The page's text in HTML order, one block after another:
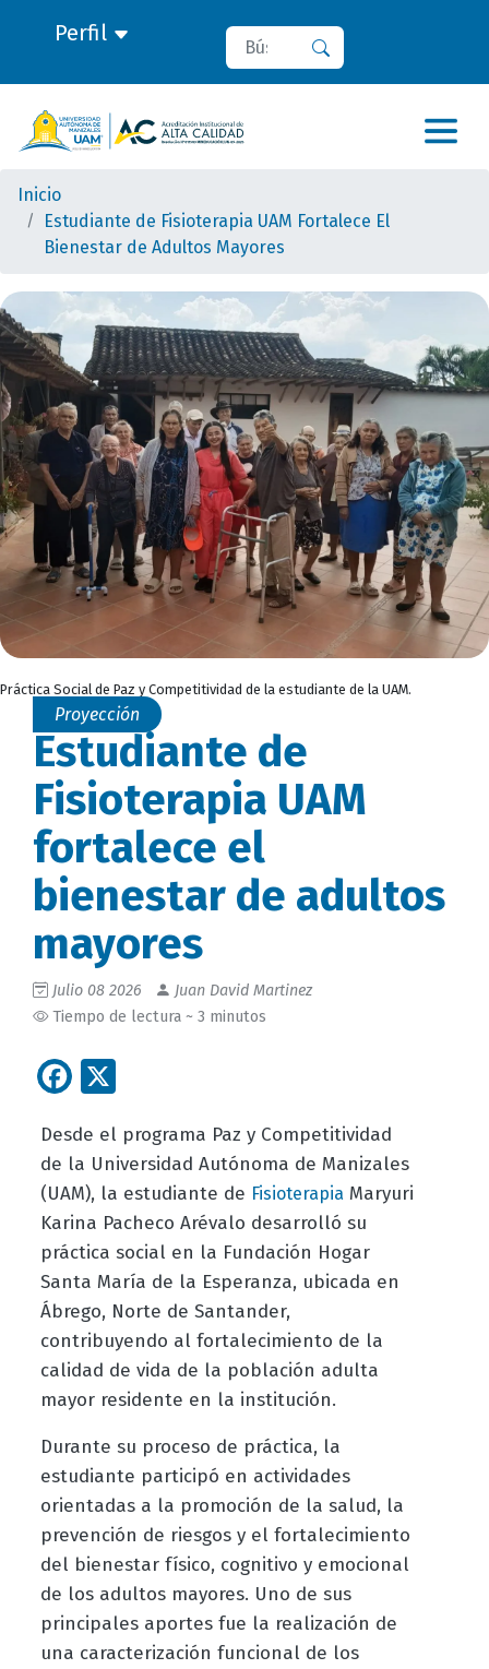
Perfil Buscar
Inicio
Estudiante de Fisioterapia UAM Fortalece El
Bienestar de Adultos Mayores
Práctica Social de Paz y Competitividad de la estudiante de la UAM.
Proyección
Estudiante de
Fisioterapia UAM
fortalece el
bienestar de adultos
mayores
Julio 08 2026
Juan David Martinez
Tiempo de lectura ~ 3 minutos
Facebook
Desde el programa Paz y Competitividad
de la Universidad Autónoma de Manizales
(UAM), la estudiante de FisioterapiaMaryuri
Karina Pacheco Arévalo desarrolló su
práctica social en la Fundación Hogar
Santa María de la Esperanza, ubicada en
Ábrego, Norte de Santander,
contribuyendo al fortalecimiento de la
calidad de vida de la población adulta
mayor residente en la institución.
Durante su proceso de práctica, la
estudiante participó en actividades
orientadas a la promoción de la salud, la
prevención de riesgos y el fortalecimiento
del bienestar físico, cognitivo y emocional
de los adultos mayores. Uno de sus
principales aportes fue la realización de
una caracterización funcional de los